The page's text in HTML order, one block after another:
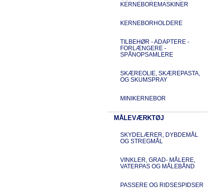
KERNEBOREMASKINER
KERNEBORHOLDERE
TILBEHØR - ADAPTERE -
FORLÆNGERE -
SPÅNOPSAMLERE
SKÆREOLIE, SKÆREPASTA,
OG SKUMSPRAY
MINIKERNEBOR
MÅLEVÆRKTØJ
SKYDELÆRER, DYBDEMÅL
OG STREGMÅL
VINKLER, GRAD- MÅLERE,
VATERPAS OG MÅLEBÅND
PASSERE OG RIDSESPIDSER